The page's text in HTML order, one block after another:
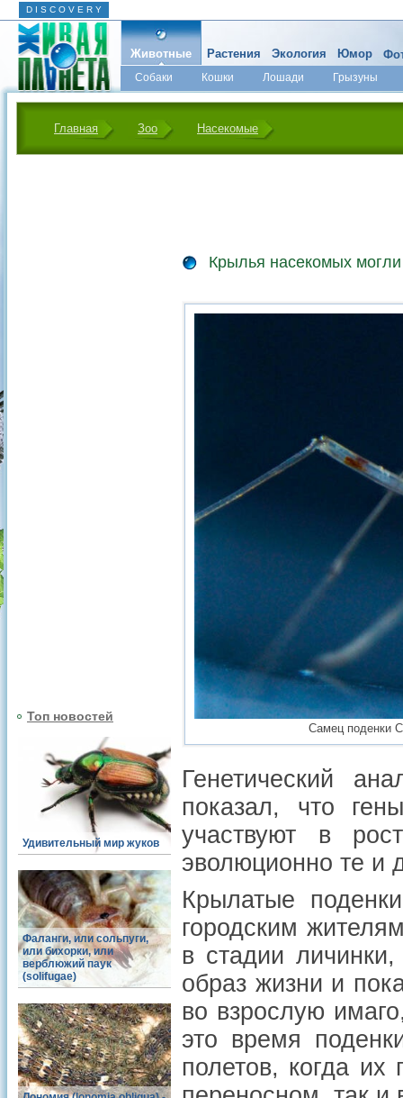
D I S C O V E R Y
Животные
Собаки Кошки Лошади
Грызуны
Микромир
Растения Экология Юмор
Главная Зоо Насекомые
Топ новостей
Удивительный мир жуков
Фаланги, или сольпуги,
или бихорки, или
верблюжий паук
(solifugae)
Крылья насекомых могли
Самец поденки
Генетический
показал, что
участвуют в
эволюционно те и
Крылатые
городским
в стадии
образ жизни и
во взрослую
это время
полетов, когда их